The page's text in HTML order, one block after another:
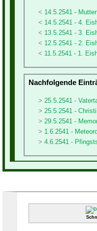
14.5.2541 -
14.5.2541 - 4.
13.5.2541 - 3.
12.5.2541 - 2.
11.5.2541 - 1.
Nachfolgende
25.5.2541 -
25.5.2541 -
29.5.2541 -
1.6.2541 -
4.6.2541 -